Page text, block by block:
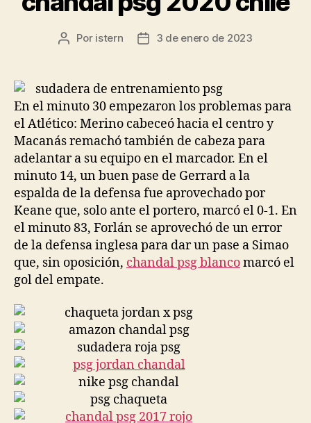
Autor
entrada
Por istern
Fecha
entrada
3 de enero de 2023
En el minuto 30 empezaron los problemas para
el Atlético: Merino cabeceó hacia el centro y
Macanás remachó también de cabeza para
adelantar a su equipo en el marcador. En el
minuto 14, un buen pase de Gerrard a la
espalda de la defensa fue aprovechado por
Keane que, solo ante el portero, marcó el 0-1. En
el minuto 83, Forlán se aprovechó de un error
de la defensa inglesa para dar un pase a Simao
que, sin oposición, chandal psg blancomarcó el
gol del empate.